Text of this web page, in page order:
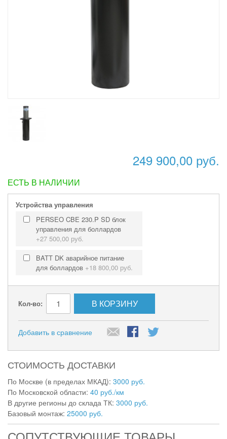
249 900,00 руб.
ЕСТЬ В НАЛИЧИИ
Устройства управления
PERSEO CBE 230.P SD блок
управления для боллардов
+27 500,00 руб.
BATT DK аварийное питание
для боллардов +18 800,00 руб.
Кол-во: В КОРЗИНУ
Добавить в сравнение
СТОИМОСТЬ ДОСТАВКИ
По Москве (в пределах МКАД): 3000 руб.
По Московской области: 40 руб./км
В другие регионы до склада ТК: 3000 руб.
Базовый монтаж: 25000 руб.